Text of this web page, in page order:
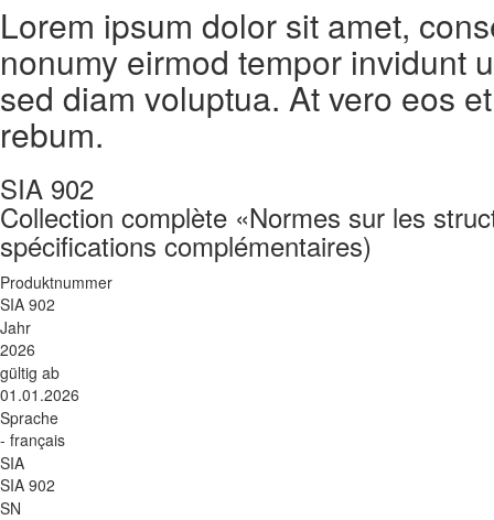
Lorem ipsum dolor sit amet,
nonumy eirmod tempor invidunt
sed diam voluptua. At vero eos
rebum.
SIA 902
Collection complète «Normes sur les
spécifications complémentaires)
Produktnummer
SIA 902
Jahr
2026
gültig ab
01.01.2026
Sprache
- français
SIA
SIA 902
SN